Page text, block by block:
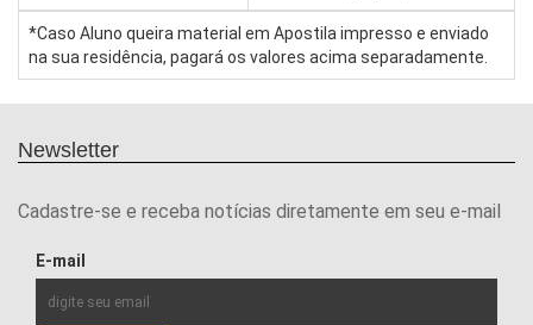
*Caso Aluno queira material em Apostila impresso e enviado
na sua residência, pagará os valores acima separadamente.
Newsletter
Cadastre-se e receba notícias diretamente em seu e-mail
E-mail